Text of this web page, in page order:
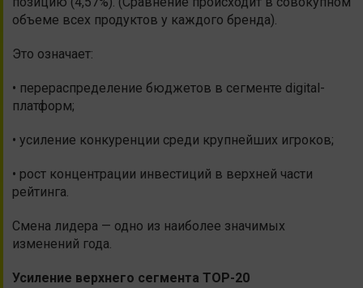
объеме всех продуктов у каждого бренда).
Это означает:
• перераспределение бюджетов в сегменте digital-
платформ;
• усиление конкуренции среди крупнейших игроков;
• рост концентрации инвестиций в верхней части
рейтинга.
Смена лидера — одно из наиболее значимых
изменений года.
Усиление верхнего сегмента TOP-20